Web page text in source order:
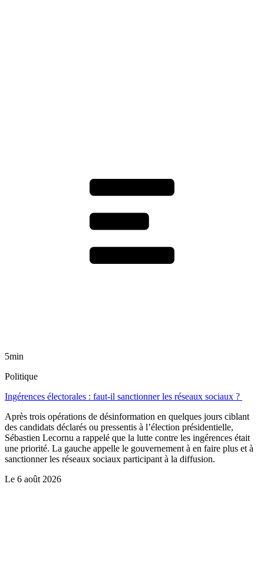
5min
Politique
Ingérences électorales : faut-il sanctionner les réseaux sociaux ?
Après trois opérations de désinformation en quelques jours ciblant
des candidats déclarés ou pressentis à l’élection présidentielle,
Sébastien Lecornu a rappelé que la lutte contre les ingérences était
une priorité. La gauche appelle le gouvernement à en faire plus et à
sanctionner les réseaux sociaux participant à la diffusion.
Le 6 août 2026